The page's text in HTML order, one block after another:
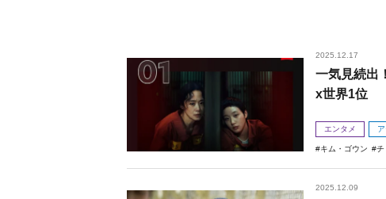
2025.12.17
一気見続出
x世界1位
エンタメ
キム・ゴウン チ
2025.12.09